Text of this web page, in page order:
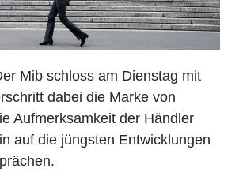
Mib schloss am Dienstag mit
dabei die Marke von
Aufmerksamkeit der Händler
auf die jüngsten Entwicklungen